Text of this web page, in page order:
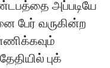
அப்படியே
பேர் வருகின்ற
புக்